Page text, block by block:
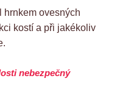
hrnkem ovesných
kostí a při jakékoliv
nebezpečný